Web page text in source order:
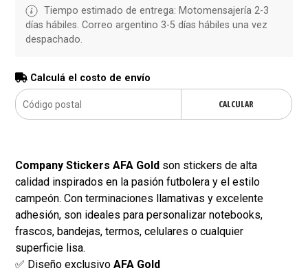
Tiempo estimado de entrega: Motomensajería 2-3
días hábiles. Correo argentino 3-5 días hábiles una vez
despachado.
Calculá el costo de envío
CALCULAR
Company Stickers AFA Gold son stickers de alta
calidad inspirados en la pasión futbolera y el estilo
campeón. Con terminaciones llamativas y excelente
adhesión, son ideales para personalizar notebooks,
frascos, bandejas, termos, celulares o cualquier
superficie lisa.
✅ Diseño exclusivoAFA Gold